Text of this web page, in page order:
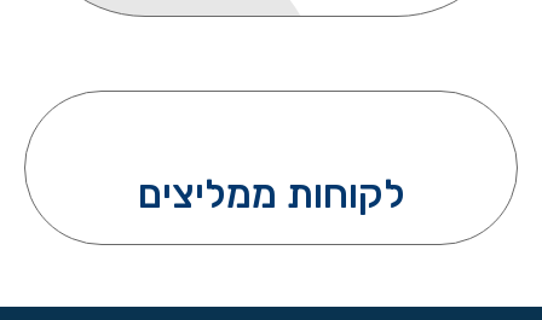
לקוחות ממליצים